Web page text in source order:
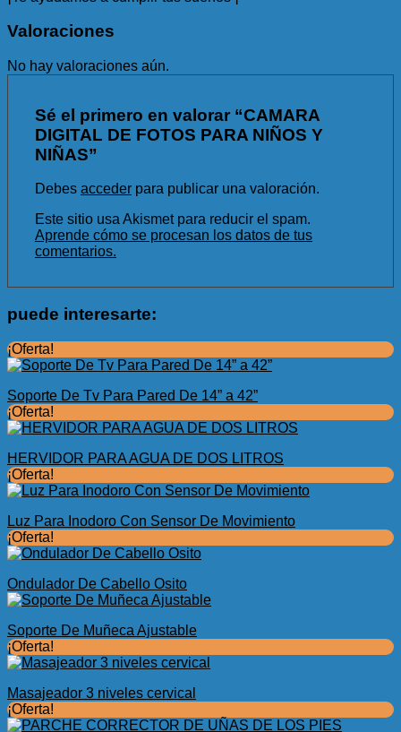
Valoraciones
No hay valoraciones aún.
Sé el primero en valorar “CAMARA
DIGITAL DE FOTOS PARA NIÑOS Y
NIÑAS”
Debes acceder para publicar una valoración.
Este sitio usa Akismet para reducir el spam.
Aprende cómo se procesan los datos de tus
comentarios.
puede interesarte:
¡Oferta!
Soporte De Tv Para Pared De 14” a 42”
¡Oferta!
HERVIDOR PARA AGUA DE DOS LITROS
¡Oferta!
Luz Para Inodoro Con Sensor De Movimiento
¡Oferta!
Ondulador De Cabello Osito
Soporte De Muñeca Ajustable
¡Oferta!
Masajeador 3 niveles cervical
¡Oferta!